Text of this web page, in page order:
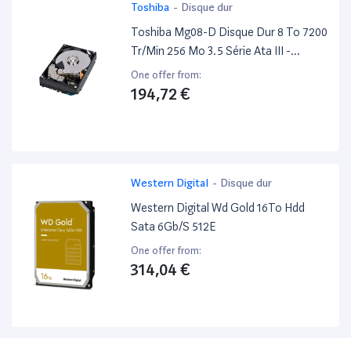
Toshiba - Disque dur
Toshiba Mg08-D Disque Dur 8 To 7200
Tr/Min 256 Mo 3.5 Série Ata III -
Excellent État
One offer from:
194,72 €
Western Digital - Disque dur
Western Digital Wd Gold 16To Hdd
Sata 6Gb/S 512E
One offer from:
314,04 €